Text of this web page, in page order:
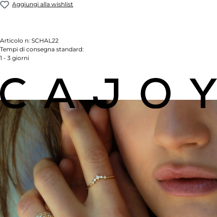
Aggiungi alla wishlist
Articolo n: SCHAL22
Tempi di consegna standard:
1 - 3 giorni